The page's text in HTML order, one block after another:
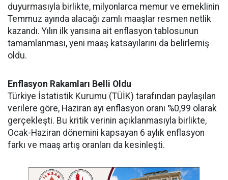
duyurmasıyla birlikte, milyonlarca memur ve emeklinin
Temmuz ayında alacağı zamlı maaşlar resmen netlik
kazandı. Yılın ilk yarısına ait enflasyon tablosunun
tamamlanması, yeni maaş katsayılarını da belirlemiş
oldu.
Enflasyon Rakamları Belli Oldu
Türkiye İstatistik Kurumu (TÜİK) tarafından paylaşılan
verilere göre, Haziran ayı enflasyon oranı %0,99 olarak
gerçekleşti. Bu kritik verinin açıklanmasıyla birlikte,
Ocak-Haziran dönemini kapsayan 6 aylık enflasyon
farkı ve maaş artış oranları da kesinleşti.